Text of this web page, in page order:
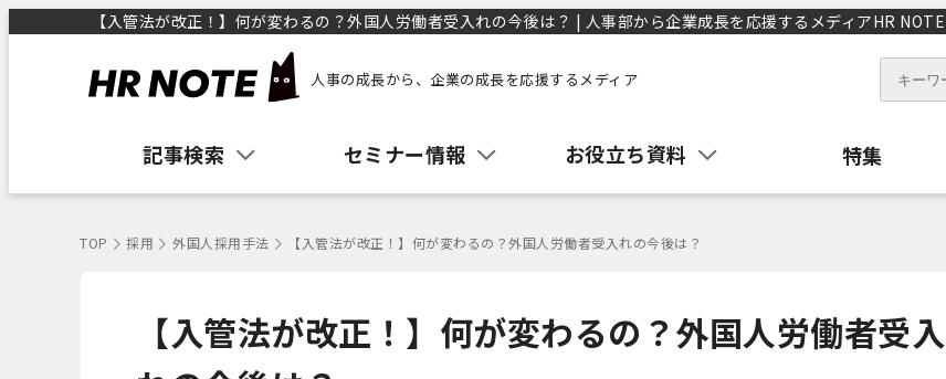
【入管法が改正！】何が変わるの？外国人労働者受入れの今後は？ | 人事部から企業成長を応援するメディアHR NOTE
人事の成長から、企業の成長を応援するメディア
記事検索 セミナー情報 お役立ち資料 特集
TOP 採用 外国人採用手法 【入管法が改正！】何が変わるの？外国人労働者受入れの今後は？
【入管法が改正！】何が変わるの？外国人労働者受入